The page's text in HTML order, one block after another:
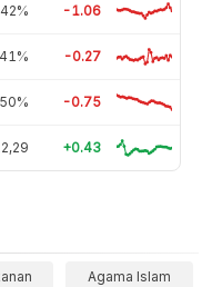
-1.06
-0.27
-0.75
+0.43
Agama Islam